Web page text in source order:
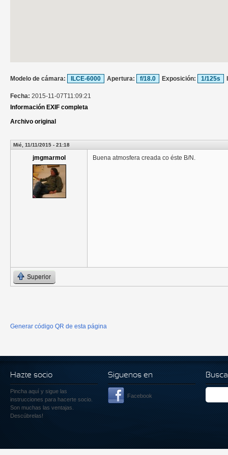
Modelo de cámara: ILCE-6000 Apertura: f/18.0 Exposición: 1/125s
Fecha: 2015-11-07T11:09:21
Información EXIF completa
Archivo original
Mié, 11/11/2015 - 21:18
jmgmarmol Buena atmosfera creada co éste B/N.
Superior
Generar código QR de esta página
Hazte socio
Pincha aquí y sigue las
instrucciones para hacerte socio.
Son muchas las ventajas.
Descúbrelas!
Siguenos en
Facebook